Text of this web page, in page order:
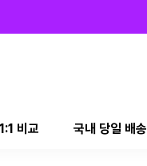
비교 국내 당일 배송